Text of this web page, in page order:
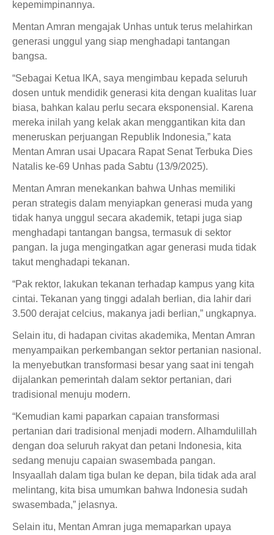
kepemimpinannya.
Mentan Amran mengajak Unhas untuk terus melahirkan
generasi unggul yang siap menghadapi tantangan
bangsa.
“Sebagai Ketua IKA, saya mengimbau kepada seluruh
dosen untuk mendidik generasi kita dengan kualitas luar
biasa, bahkan kalau perlu secara eksponensial. Karena
mereka inilah yang kelak akan menggantikan kita dan
meneruskan perjuangan Republik Indonesia,” kata
Mentan Amran usai Upacara Rapat Senat Terbuka Dies
Natalis ke-69 Unhas pada Sabtu (13/9/2025).
Mentan Amran menekankan bahwa Unhas memiliki
peran strategis dalam menyiapkan generasi muda yang
tidak hanya unggul secara akademik, tetapi juga siap
menghadapi tantangan bangsa, termasuk di sektor
pangan. Ia juga mengingatkan agar generasi muda tidak
takut menghadapi tekanan.
“Pak rektor, lakukan tekanan terhadap kampus yang kita
cintai. Tekanan yang tinggi adalah berlian, dia lahir dari
3.500 derajat celcius, makanya jadi berlian,” ungkapnya.
Selain itu, di hadapan civitas akademika, Mentan Amran
menyampaikan perkembangan sektor pertanian nasional.
Ia menyebutkan transformasi besar yang saat ini tengah
dijalankan pemerintah dalam sektor pertanian, dari
tradisional menuju modern.
“Kemudian kami paparkan capaian transformasi
pertanian dari tradisional menjadi modern. Alhamdulillah
dengan doa seluruh rakyat dan petani Indonesia, kita
sedang menuju capaian swasembada pangan.
Insyaallah dalam tiga bulan ke depan, bila tidak ada aral
melintang, kita bisa umumkan bahwa Indonesia sudah
swasembada,” jelasnya.
Selain itu, Mentan Amran juga memaparkan upaya